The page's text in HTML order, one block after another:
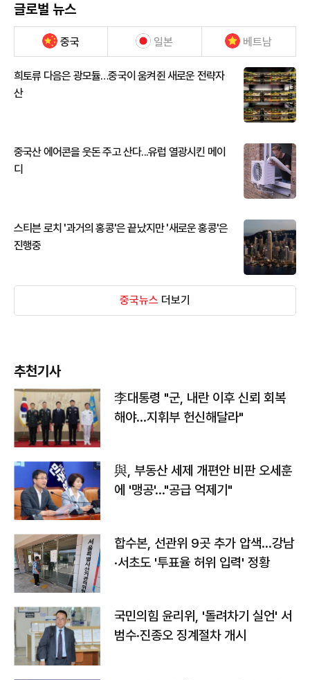
글로벌 뉴스
중국 일본 베트남
희토류 다음은 광모듈…중국이 움켜쥔 새로운 전략자
산
중국산 에어콘을 웃돈 주고 산다...유럽 열광시킨 메이
디
스티븐 로치 '과거의 홍콩'은 끝났지만 '새로운 홍콩'은
진행중
중국뉴스 더보기
추천기사
李대통령 "군, 내란 이후 신뢰 회복
해야…지휘부 헌신해달라"
與, 부동산 세제 개편안 비판 오세훈
에 '맹공'…"공급 억제기"
합수본, 선관위 9곳 추가 압색…강남
·서초도 '투표율 허위 입력' 정황
국민의힘 윤리위, '돌려차기 실언' 서
범수·진종오 징계절차 개시